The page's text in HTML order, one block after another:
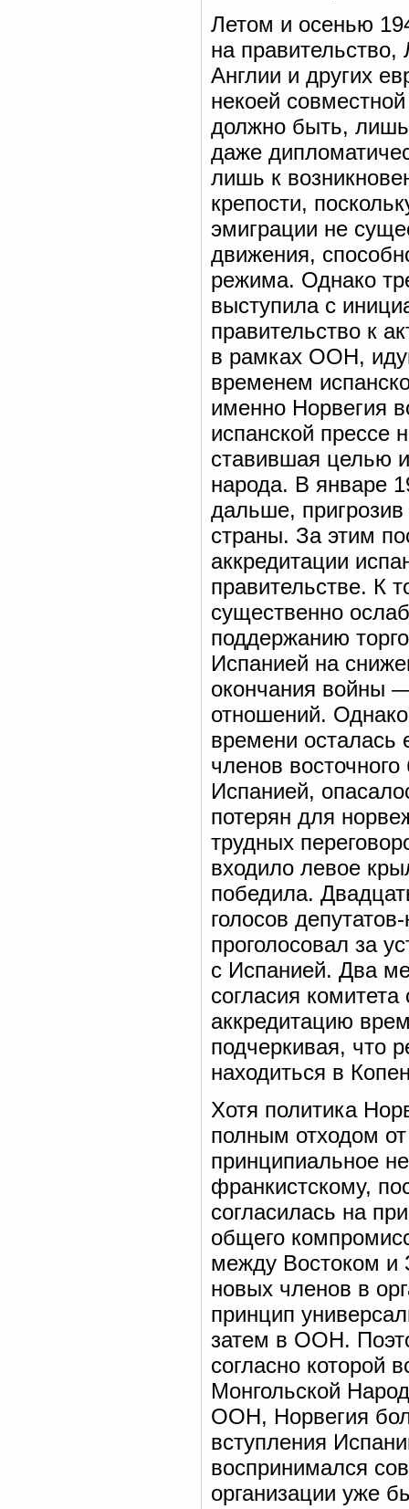
Летом и осенью
на правительство,
Англии и других
некоей
должно быть, лишь
даже
лишь к
крепости,
эмиграции не
движения,
режима. Однако
выступила с
правительство к
в рамках ООН,
временем
именно Норвегия
испанской прессе
ставившая целью
народа. В январе
дальше,
страны. За этим
аккредитации
правительстве. К
существенно
поддержанию
Испанией на
окончания войны
отношений.
времени осталась
членов
Испанией,
потерян для
трудных
входило левое
победила.
голосов
проголосовал за
с Испанией. Два
согласия
аккредитацию
подчеркивая, что
находиться в
Хотя политика
полным отходом
принципиальное
франкистскому,
согласилась на
общего
между Востоком и
новых членов в
принцип
затем в ООН.
согласно которой
Монгольской
ООН, Норвегия
вступления
воспринимался
организации уже